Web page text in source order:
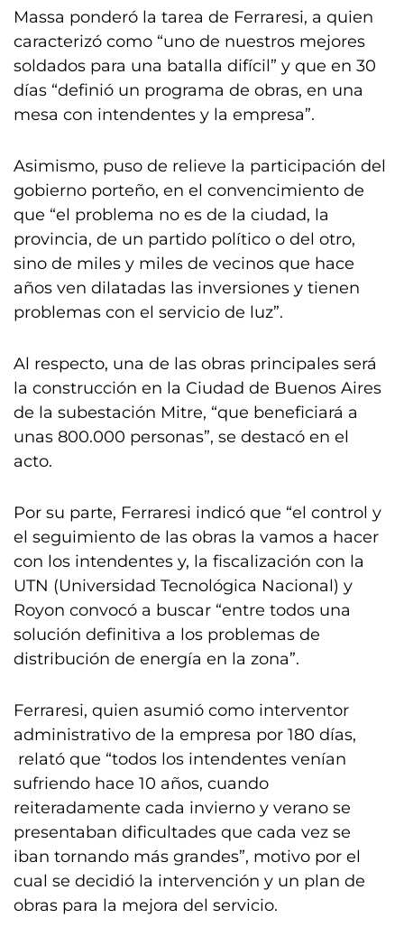
Massa ponderó la tarea de Ferraresi, a quien
caracterizó como “uno de nuestros mejores
soldados para una batalla difícil” y que en 30
días “definió un programa de obras, en una
mesa con intendentes y la empresa”.
Asimismo, puso de relieve la participación del
gobierno porteño, en el convencimiento de
que “el problema no es de la ciudad, la
provincia, de un partido político o del otro,
sino de miles y miles de vecinos que hace
años ven dilatadas las inversiones y tienen
problemas con el servicio de luz”.
Al respecto, una de las obras principales será
la construcción en la Ciudad de Buenos Aires
de la subestación Mitre, “que beneficiará a
unas 800.000 personas”, se destacó en el
acto.
Por su parte, Ferraresi indicó que “el control y
el seguimiento de las obras la vamos a hacer
con los intendentes y, la fiscalización con la
UTN (Universidad Tecnológica Nacional) y
Royon convocó a buscar “entre todos una
solución definitiva a los problemas de
distribución de energía en la zona”.
Ferraresi, quien asumió como interventor
administrativo de la empresa por 180 días,
relató que “todos los intendentes venían
sufriendo hace 10 años, cuando
reiteradamente cada invierno y verano se
presentaban dificultades que cada vez se
iban tornando más grandes”, motivo por el
cual se decidió la intervención y un plan de
obras para la mejora del servicio.